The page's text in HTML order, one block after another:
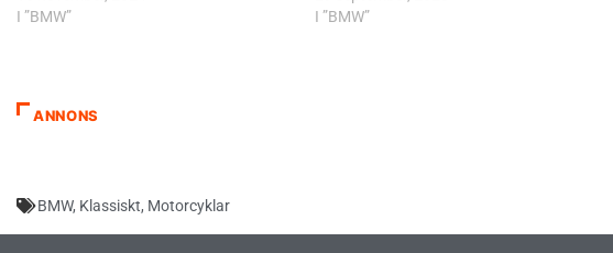
I ”BMW”
I ”BMW”
ANNONS
BMW, Klassiskt, Motorcyklar